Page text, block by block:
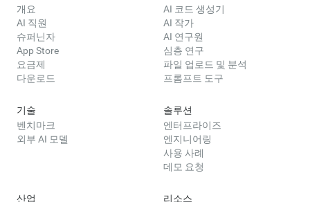
개요
AI 직원
슈퍼닌자
App Store
요금제
다운로드
AI 코드 생성기
AI 작가
AI 연구원
심층 연구
파일 업로드 및 분석
프롬프트 도구
기술
벤치마크
외부 AI 모델
솔루션
엔터프라이즈
엔지니어링
사용 사례
데모 요청
산업
리소스